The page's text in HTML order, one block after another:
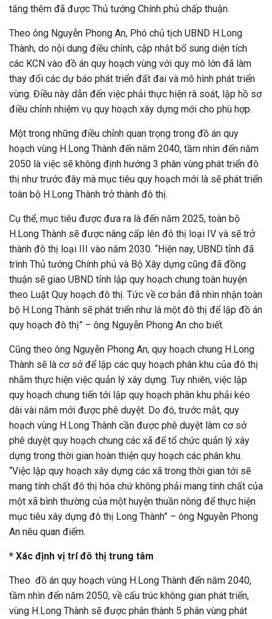
tăng thêm đã được Thủ tướng Chính phủ chấp thuận.
Theo ông Nguyễn Phong An, Phó chủ tịch UBND H.Long
Thành, do nội dung điều chỉnh, cập nhật bổ sung diện tích
các KCN vào đồ án quy hoạch vùng với quy mô lớn đã làm
thay đổi các dự báo phát triển đất đai và mô hình phát triển
vùng. Điều này dẫn đến việc phải thực hiện rà soát, lập hồ sơ
điều chỉnh nhiệm vụ quy hoạch xây dựng mới cho phù hợp.
Một trong những điều chỉnh quan trọng trong đồ án quy
hoạch vùng H.Long Thành đến năm 2040, tầm nhìn đến năm
2050 là việc sẽ không định hướng 3 phân vùng phát triển đô
thị như trước đây mà mục tiêu quy hoạch mới là sẽ phát triển
toàn bộ H.Long Thành trở thành đô thị.
Cụ thể, mục tiêu được đưa ra là đến năm 2025, toàn bộ
H.Long Thành sẽ được nâng cấp lên đô thị loại IV và sẽ trở
thành đô thị loại III vào năm 2030. “Hiện nay, UBND tỉnh đã
trình Thủ tướng Chính phủ và Bộ Xây dựng cũng đã đồng
thuận sẽ giao UBND tỉnh lập quy hoạch chung toàn huyện
theo Luật Quy hoạch đô thị. Tức về cơ bản đã nhìn nhận toàn
bộ H.Long Thành sẽ phát triển như là một đô thị để lập đồ án
quy hoạch đô thị” – ông Nguyễn Phong An cho biết.
Cũng theo ông Nguyễn Phong An, quy hoạch chung H.Long
Thành sẽ là cơ sở để lập các quy hoạch phân khu của đô thị
nhằm thực hiện việc quản lý xây dựng. Tuy nhiên, việc lập
quy hoạch chung tiến tới lập quy hoạch phân khu phải kéo
dài vài năm mới được phê duyệt. Do đó, trước mắt, quy
hoạch vùng H.Long Thành cần được phê duyệt làm cơ sở
phê duyệt quy hoạch chung các xã để tổ chức quản lý xây
dựng trong thời gian hoàn thiện quy hoạch các phân khu.
“Việc lập quy hoạch xây dựng các xã trong thời gian tới sẽ
mang tính chất đô thị hóa chứ không phải mang tính chất của
một xã bình thường của một huyện thuần nông để thực hiện
mục tiêu xây dựng đô thị Long Thành” – ông Nguyễn Phong
An nêu quan điểm.
* Xác định vị trí đô thị trung tâm
Theo đồ án quy hoạch vùng H.Long Thành đến năm 2040,
tầm nhìn đến năm 2050, về cấu trúc không gian phát triển,
vùng H.Long Thành sẽ được phân thành 5 phân vùng phát